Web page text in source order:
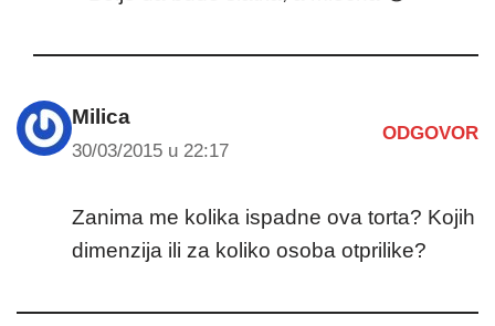
Milica
30/03/2015 u 22:17
ODGOVOR
Zanima me kolika ispadne ova torta? Kojih
dimenzija ili za koliko osoba otprilike?